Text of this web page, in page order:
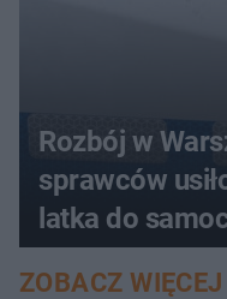
Rozbój w
sprawców
latka do
ZOBACZ WIĘCEJ